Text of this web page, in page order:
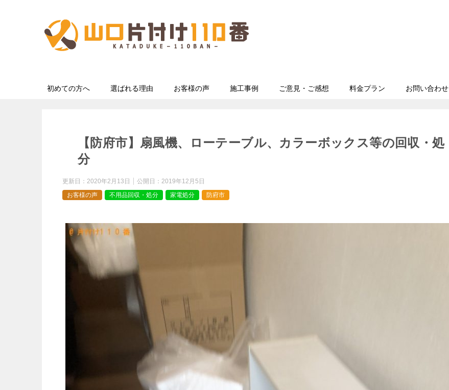
初めての方へ 選ばれる理由 お客様の声 施工事例 ご意見・ご感想 料金プラン お問い合わせ
【防府市】扇風機、ローテーブル、カラーボックス等の回収・処
分
更新日： 2020年2月13日 公開日： 2019年12月5日
お客様の声
不用品回収・処分 家電処分 防府市